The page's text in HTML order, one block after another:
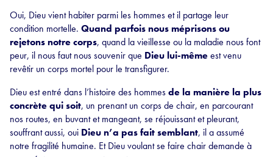
Oui, Dieu vient habiter parmi les hommes et il partage leur
condition mortelle. Quand parfois nous méprisons ou
rejetons notre corps, quand la vieillesse ou la maladie nous font
peur, il nous faut nous souvenir que Dieu lui-mêmeest venu
revêtir un corps mortel pour le transfigurer.
Dieu est entré dans l’histoire des hommesde la manière la plus
concrète qui soit, un prenant un corps de chair, en parcourant
nos routes, en buvant et mangeant, se réjouissant et pleurant,
souffrant aussi, oui Dieu n’a pas fait semblant, il a assumé
notre fragilité humaine. Et Dieu voulant se faire chair demande à